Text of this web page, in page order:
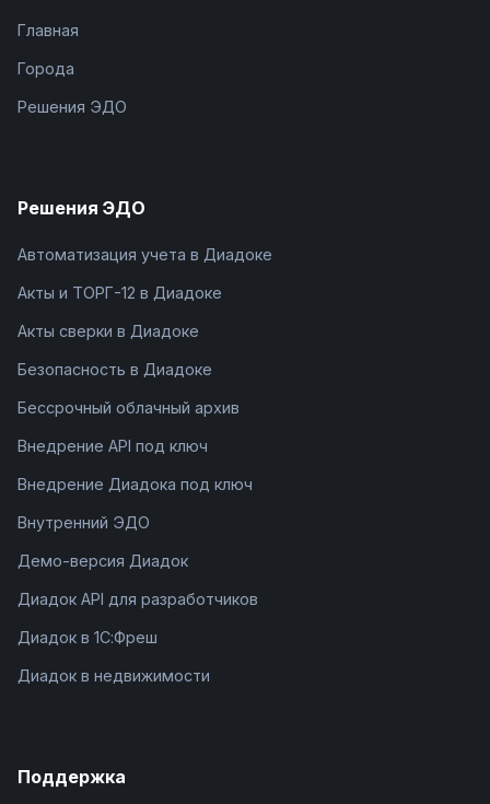
Главная
Города
Решения ЭДО
Решения ЭДО
Автоматизация учета в Диадоке
Акты и ТОРГ-12 в Диадоке
Акты сверки в Диадоке
Безопасность в Диадоке
Бессрочный облачный архив
Внедрение API под ключ
Внедрение Диадока под ключ
Внутренний ЭДО
Демо-версия Диадок
Диадок API для разработчиков
Диадок в 1С:Фреш
Диадок в недвижимости
Поддержка